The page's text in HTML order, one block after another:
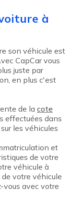
à
son véhicule est
CapCar vous
juste par
en plus c'est
de la cote
effectuées dans
les véhicules
et
de votre
véhicule à
votre véhicule
vous avec votre